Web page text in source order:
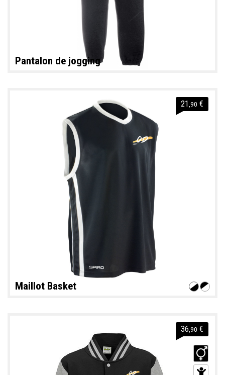
Pantalon de jogging
21 ,90 €
Maillot Basket
36 ,90 €